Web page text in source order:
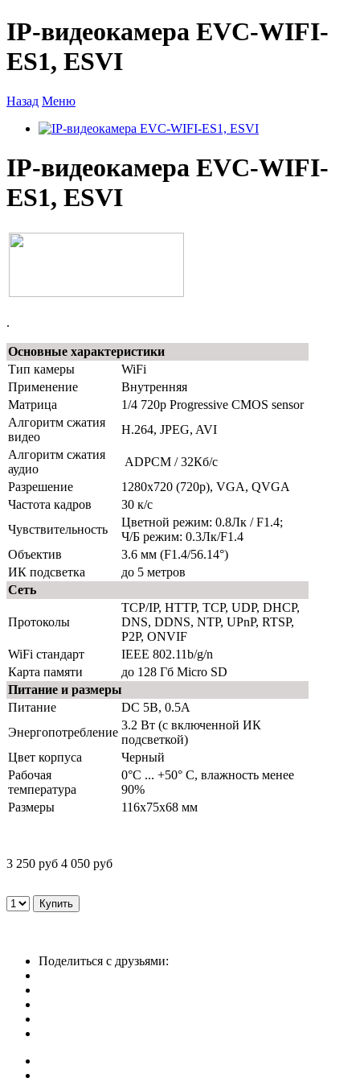
IP-видеокамера EVC-WIFI-
ES1, ESVI
Назад Меню
IP-видеокамера EVC-WIFI-
ES1, ESVI
.
Основные характеристики
Тип камеры
WiFi
Применение
Внутренняя
Матрица
1/4 720p Progressive CMOS sensor
Алгоритм сжатия
видео
H.264, JPEG, AVI
Алгоритм сжатия
аудио
ADPCM / 32Кб/с
Разрешение
1280x720 (720p), VGA, QVGA
Частота кадров
30 к/с
Чувствительность
Цветной режим: 0.8Лк / F1.4;
Ч/Б режим: 0.3Лк/F1.4
Объектив
3.6 мм (F1.4/56.14°)
ИК подсветка
до 5 метров
Сеть
Протоколы
TCP/IP, HTTP, TCP, UDP, DHCP,
DNS, DDNS, NTP, UPnP, RTSP,
P2P, ONVIF
WiFi стандарт
IEEE 802.11b/g/n
Карта памяти
до 128 Гб Micro SD
Питание и размеры
Питание
DC 5В, 0.5А
Энергопотребление
3.2 Вт (с включенной ИК
подсветкой)
Цвет корпуса
Черный
Рабочая
температура
0°С ... +50° С, влажность менее
90%
Размеры
116x75x68 мм
3 250 руб 4 050 руб
Поделиться с друзьями: